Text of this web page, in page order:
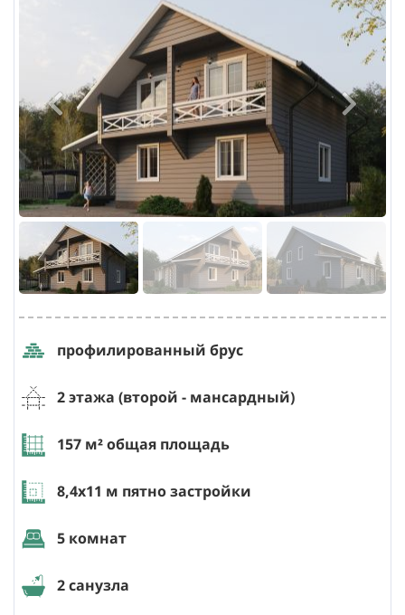
профилированный брус
2 этажа (второй - мансардный)
157 м² общая площадь
8,4х11 м пятно застройки
5 комнат
2 санузла